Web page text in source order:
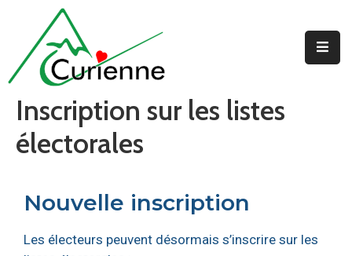
Accueil
La
Mairie
Jeunesse
Inscription sur les listes
électorales
Nouvelle inscription
Les électeurs peuvent désormais s’inscrire sur les